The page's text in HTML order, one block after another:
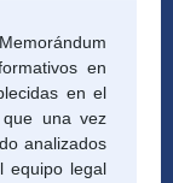
en
en el
que una vez
analizados
equipo legal